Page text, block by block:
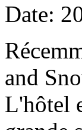
Date:
and
L'hôtel